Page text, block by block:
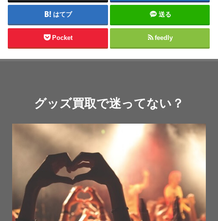
はてブ 送る
Pocket feedly
グッズ買取で迷ってない？